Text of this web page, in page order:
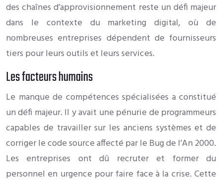
des chaînes d’approvisionnement reste un défi majeur
dans le contexte du marketing digital, où de
nombreuses entreprises dépendent de fournisseurs
tiers pour leurs outils et leurs services.
Les facteurs humains
Le manque de compétences spécialisées a constitué
un défi majeur. Il y avait une pénurie de programmeurs
capables de travailler sur les anciens systèmes et de
corriger le code source affecté par le Bug de l’An 2000.
Les entreprises ont dû recruter et former du
personnel en urgence pour faire face à la crise. Cette